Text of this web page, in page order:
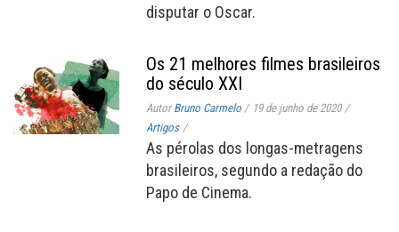
disputar o Oscar.
Os 21 melhores filmes brasileiros
do século XXI
AutorBruno Carmelo / 19 de junho de 2020 /
Artigos /
As pérolas dos longas-metragens
brasileiros, segundo a redação do
Papo de Cinema.